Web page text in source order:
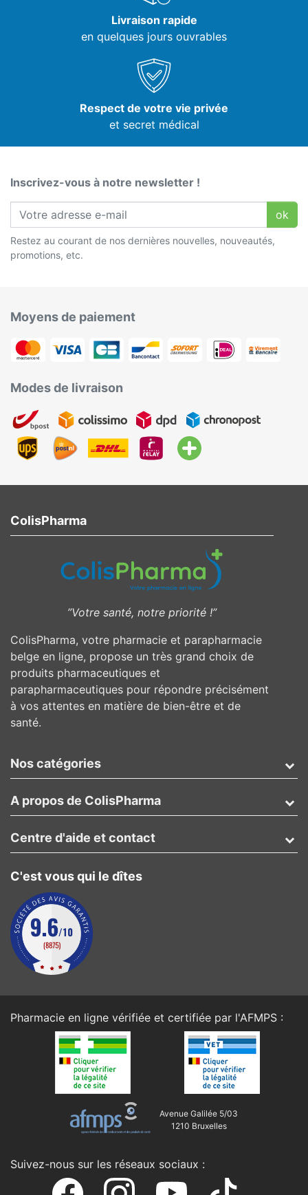
Livraison rapide
en quelques jours ouvrables
Respect de votre vie privée
et secret médical
Inscrivez-vous à notre newsletter !
ok
Restez au courant de nos dernières nouvelles, nouveautés,
promotions, etc.
Moyens de paiement
Modes de livraison
ColisPharma
”Votre santé, notre priorité !”
ColisPharma, votre pharmacie et parapharmacie
belge en ligne, propose un très grand choix de
produits pharmaceutiques et
parapharmaceutiques pour répondre précisément
à vos attentes en matière de bien-être et de
santé.
Nos catégories
A propos de ColisPharma
C'est vous qui le dîtes
Centre d'aide et contact
Pharmacie en ligne vérifiée et certifiée par l'AFMPS :
Avenue Galilée 5/03
1210 Bruxelles
Suivez-nous sur les réseaux sociaux :